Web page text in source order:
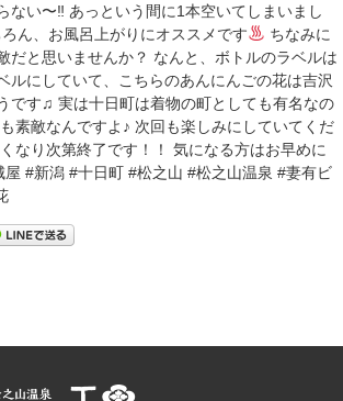
ない〜‼︎ あっという間に1本空いてしまいまし
ん、お風呂上がりにオススメです
ちなみに
だと思いませんか？ なんと、ボトルのラベルは
ルにしていて、こちらのあんにんごの花は吉沢
です♫ 実は十日町は着物の町としても有名なの
素敵なんですよ♪ 次回も楽しみにしていてくだ
り次第終了です！！ 気になる方はお早めに
#新潟 #十日町 #松之山 #松之山温泉 #妻有ビ